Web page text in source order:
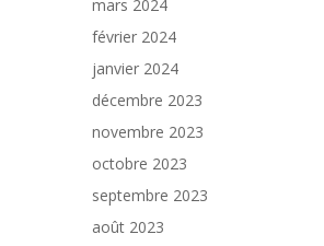
mars 2024
février 2024
janvier 2024
décembre 2023
novembre 2023
octobre 2023
septembre 2023
août 2023